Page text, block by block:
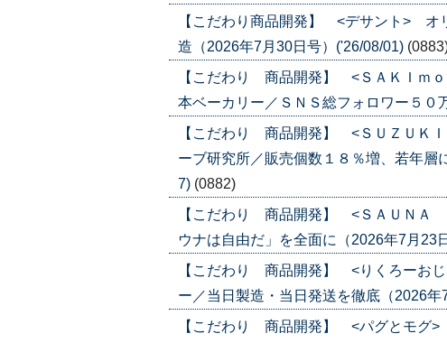
【こだわり商品開発】 <デサント> オ
造（2026年7月30日号）('26/08/01)
【こだわり 商品開発】 <ＳＡＫＩ
本ベーカリー／ＳＮＳ総フォロワー５０
【こだわり 商品開発】 <ＳＵＺＵＫ
ーブ研究所／販売個数１８％増、若年層
7) (0882)
【こだわり 商品開発】 <ＳＡＵＮＡ
ウナは自由だ」を全面に（2026年7月23
【こだわり 商品開発】 <りくろーお
ー／当日製造・当日発送を徹底（2026
【こだわり 商品開発】 <パグとモグ>